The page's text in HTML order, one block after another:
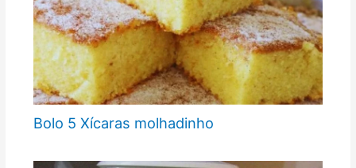
Bolo 5 Xícaras molhadinho